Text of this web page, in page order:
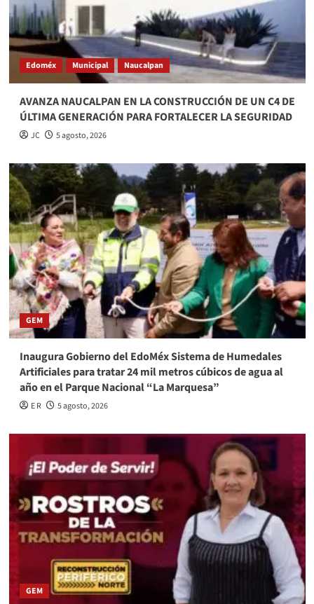
Edoméx Municipal Naucalpan
AVANZA NAUCALPAN EN LA CONSTRUCCIÓN DE UN C4 DE
ÚLTIMA GENERACIÓN PARA FORTALECER LA SEGURIDAD
JC 5 agosto, 2026
GEM
Inaugura Gobierno del EdoMéx Sistema de Humedales
Artificiales para tratar 24 mil metros cúbicos de agua al
año en el Parque Nacional “La Marquesa”
E R 5 agosto, 2026
GEM